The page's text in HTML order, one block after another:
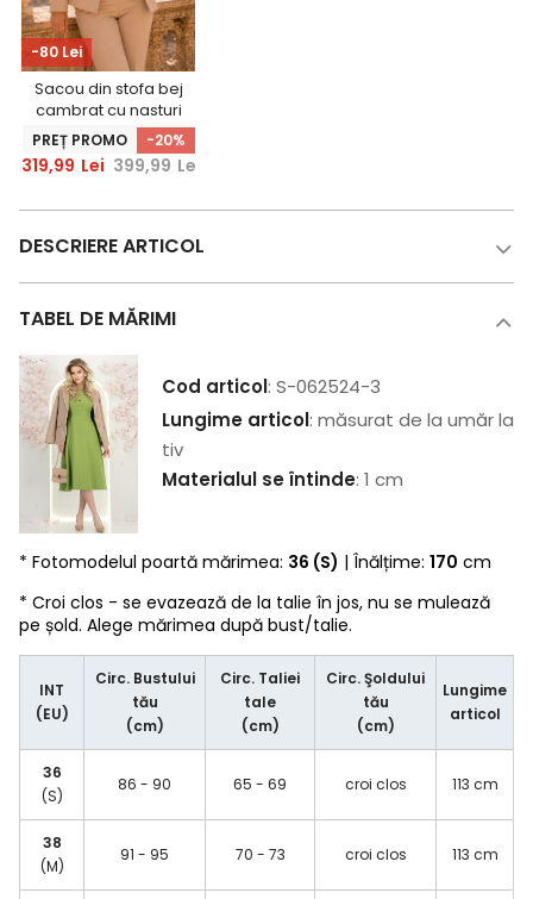
-80 Lei
Sacou din stofa bej
cambrat cu nasturi
decorativi aurii -
StarShinerS
PREȚ PROMO -20%
319,99 Lei 399,99 Lei
DESCRIERE ARTICOL
TABEL DE MĂRIMI
Cod articol: S-062524-3
Lungime articol: măsurat de la umăr la
tiv
Materialul se întinde: 1 cm
* Fotomodelul poartă mărimea: 36 (S) | Înălțime: 170 cm
* Croi clos - se evazează de la talie în jos, nu se mulează
pe șold. Alege mărimea după bust/talie.
INT
(EU)
Circ. Bustului
tău
(cm)
Circ. Taliei
tale
(cm)
Circ. Şoldului
tău
(cm)
Lungime
articol
36
(S)
86 - 90 65 - 69 croi clos 113 cm
38
(M)
91 - 95 70 - 73 croi clos 113 cm